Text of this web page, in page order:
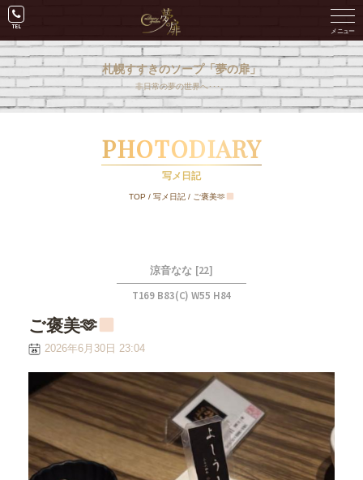
札幌すすきのソープ「夢の扉」
非日常の夢の世界へ･･･。
PHOTODIARY
写メ日記
TOP / 写メ日記/ ご褒美🫶
涼音なな [22]
T169 B83(C) W55 H84
ご褒美🫶
2026年6月30日 23:04